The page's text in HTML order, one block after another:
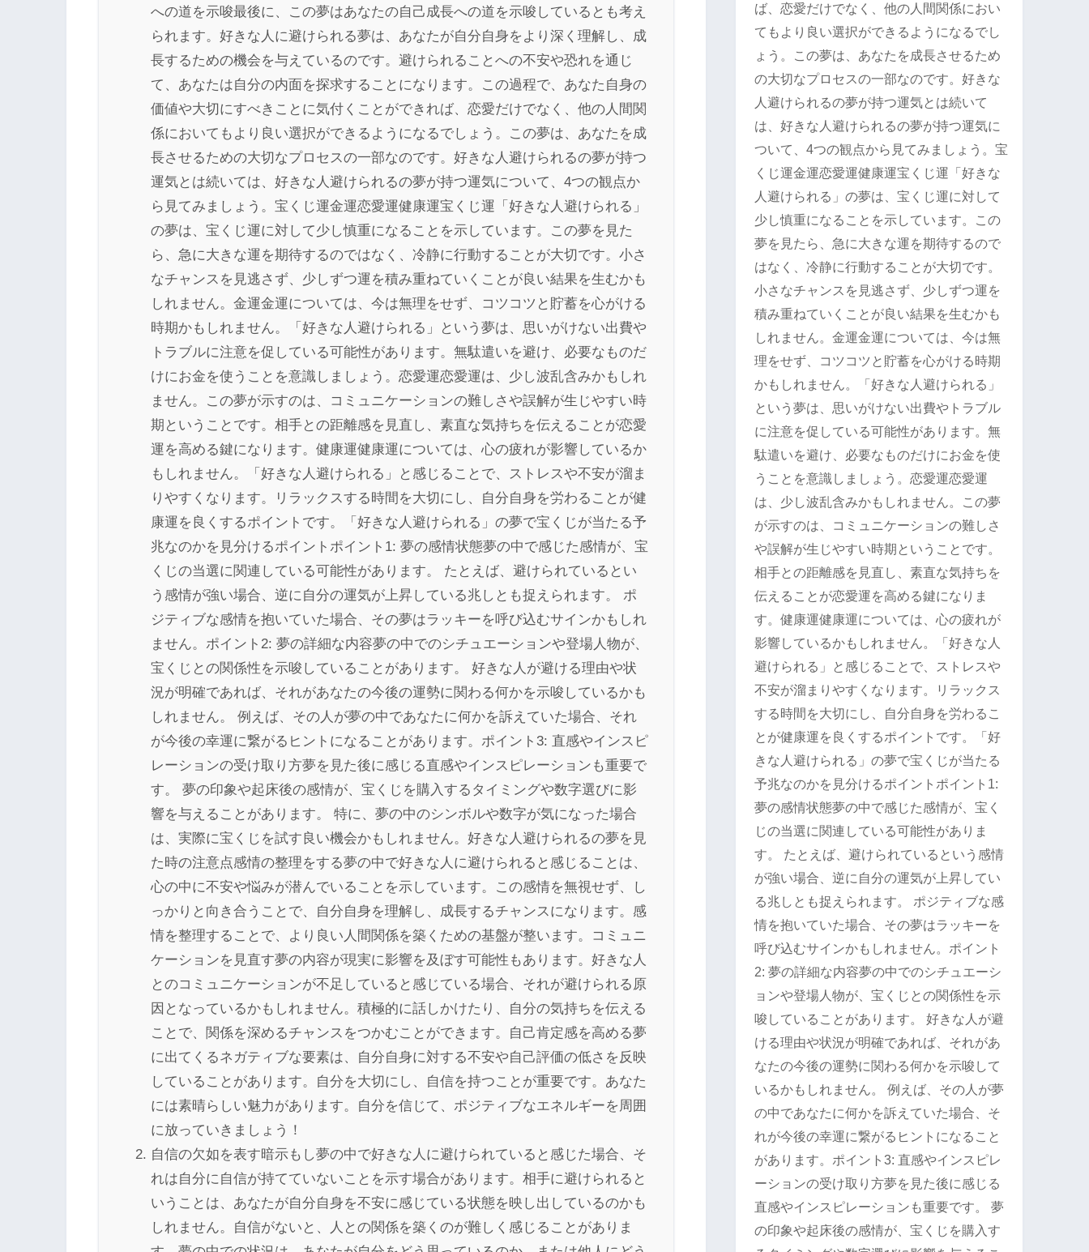
への道を示唆最後に、この夢はあなたの自己成長への道を示唆しているとも考え
られます。好きな人に避けられる夢は、あなたが自分自身をより深く理解し、成
長するための機会を与えているのです。避けられることへの不安や恐れを通じ
て、あなたは自分の内面を探求することになります。この過程で、あなた自身の
価値や大切にすべきことに気付くことができれば、恋愛だけでなく、他の人間関
係においてもより良い選択ができるようになるでしょう。この夢は、あなたを成
長させるための大切なプロセスの一部なのです。好きな人避けられるの夢が持つ
運気とは続いては、好きな人避けられるの夢が持つ運気について、4つの観点か
ら見てみましょう。宝くじ運金運恋愛運健康運宝くじ運「好きな人避けられる」
の夢は、宝くじ運に対して少し慎重になることを示しています。この夢を見た
ら、急に大きな運を期待するのではなく、冷静に行動することが大切です。小さ
なチャンスを見逃さず、少しずつ運を積み重ねていくことが良い結果を生むかも
しれません。金運金運については、今は無理をせず、コツコツと貯蓄を心がける
時期かもしれません。「好きな人避けられる」という夢は、思いがけない出費や
トラブルに注意を促している可能性があります。無駄遣いを避け、必要なものだ
けにお金を使うことを意識しましょう。恋愛運恋愛運は、少し波乱含みかもしれ
ません。この夢が示すのは、コミュニケーションの難しさや誤解が生じやすい時
期ということです。相手との距離感を見直し、素直な気持ちを伝えることが恋愛
運を高める鍵になります。健康運健康運については、心の疲れが影響しているか
もしれません。「好きな人避けられる」と感じることで、ストレスや不安が溜ま
りやすくなります。リラックスする時間を大切にし、自分自身を労わることが健
康運を良くするポイントです。「好きな人避けられる」の夢で宝くじが当たる予
兆なのかを見分けるポイントポイント1: 夢の感情状態夢の中で感じた感情が、宝
くじの当選に関連している可能性があります。 たとえば、避けられているとい
う感情が強い場合、逆に自分の運気が上昇している兆しとも捉えられます。 ポ
ジティブな感情を抱いていた場合、その夢はラッキーを呼び込むサインかもしれ
ません。ポイント2: 夢の詳細な内容夢の中でのシチュエーションや登場人物が、
宝くじとの関係性を示唆していることがあります。 好きな人が避ける理由や状
況が明確であれば、それがあなたの今後の運勢に関わる何かを示唆しているかも
しれません。 例えば、その人が夢の中であなたに何かを訴えていた場合、それ
が今後の幸運に繋がるヒントになることがあります。ポイント3: 直感やインスピ
レーションの受け取り方夢を見た後に感じる直感やインスピレーションも重要で
す。 夢の印象や起床後の感情が、宝くじを購入するタイミングや数字選びに影
響を与えることがあります。 特に、夢の中のシンボルや数字が気になった場合
は、実際に宝くじを試す良い機会かもしれません。好きな人避けられるの夢を見
た時の注意点感情の整理をする夢の中で好きな人に避けられると感じることは、
心の中に不安や悩みが潜んでいることを示しています。この感情を無視せず、し
っかりと向き合うことで、自分自身を理解し、成長するチャンスになります。感
情を整理することで、より良い人間関係を築くための基盤が整います。コミュニ
ケーションを見直す夢の内容が現実に影響を及ぼす可能性もあります。好きな人
とのコミュニケーションが不足していると感じている場合、それが避けられる原
因となっているかもしれません。積極的に話しかけたり、自分の気持ちを伝える
ことで、関係を深めるチャンスをつかむことができます。自己肯定感を高める夢
に出てくるネガティブな要素は、自分自身に対する不安や自己評価の低さを反映
していることがあります。自分を大切にし、自信を持つことが重要です。あなた
には素晴らしい魅力があります。自分を信じて、ポジティブなエネルギーを周囲
に放っていきましょう！
自信の欠如を表す暗示もし夢の中で好きな人に避けられていると感じた場合、そ
れは自分に自信が持てていないことを示す場合があります。相手に避けられると
いうことは、あなたが自分自身を不安に感じている状態を映し出しているのかも
しれません。自信がないと、人との関係を築くのが難しく感じることがありま
ば、恋愛だけでなく、他の人間関係におい
てもより良い選択ができるようになるでし
ょう。この夢は、あなたを成長させるため
の大切なプロセスの一部なのです。好きな
人避けられるの夢が持つ運気とは続いて
は、好きな人避けられるの夢が持つ運気に
ついて、4つの観点から見てみましょう。宝
くじ運金運恋愛運健康運宝くじ運「好きな
人避けられる」の夢は、宝くじ運に対して
少し慎重になることを示しています。この
夢を見たら、急に大きな運を期待するので
はなく、冷静に行動することが大切です。
小さなチャンスを見逃さず、少しずつ運を
積み重ねていくことが良い結果を生むかも
しれません。金運金運については、今は無
理をせず、コツコツと貯蓄を心がける時期
かもしれません。「好きな人避けられる」
という夢は、思いがけない出費やトラブル
に注意を促している可能性があります。無
駄遣いを避け、必要なものだけにお金を使
うことを意識しましょう。恋愛運恋愛運
は、少し波乱含みかもしれません。この夢
が示すのは、コミュニケーションの難しさ
や誤解が生じやすい時期ということです。
相手との距離感を見直し、素直な気持ちを
伝えることが恋愛運を高める鍵になりま
す。健康運健康運については、心の疲れが
影響しているかもしれません。「好きな人
避けられる」と感じることで、ストレスや
不安が溜まりやすくなります。リラックス
する時間を大切にし、自分自身を労わるこ
とが健康運を良くするポイントです。「好
きな人避けられる」の夢で宝くじが当たる
予兆なのかを見分けるポイントポイント1:
夢の感情状態夢の中で感じた感情が、宝く
じの当選に関連している可能性がありま
す。 たとえば、避けられているという感情
が強い場合、逆に自分の運気が上昇してい
る兆しとも捉えられます。 ポジティブな感
情を抱いていた場合、その夢はラッキーを
呼び込むサインかもしれません。ポイント
2: 夢の詳細な内容夢の中でのシチュエーシ
ョンや登場人物が、宝くじとの関係性を示
唆していることがあります。 好きな人が避
ける理由や状況が明確であれば、それがあ
なたの今後の運勢に関わる何かを示唆して
いるかもしれません。 例えば、その人が夢
の中であなたに何かを訴えていた場合、そ
れが今後の幸運に繋がるヒントになること
があります。ポイント3: 直感やインスピレ
ーションの受け取り方夢を見た後に感じる
直感やインスピレーションも重要です。 夢
の印象や起床後の感情が、宝くじを購入す